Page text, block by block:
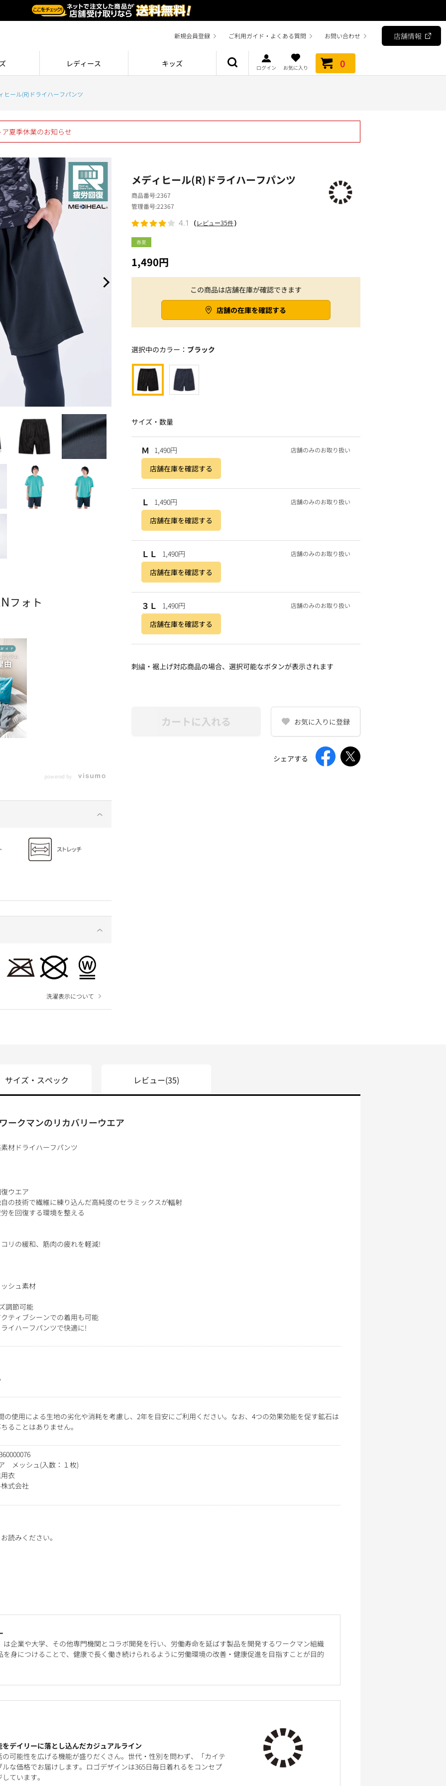
新規会員登録 ご利用ガイド・よくある質問 お問い合わせ 店舗情報
レディース キッズ ログイン お気に入り 0
ヒール(R)ドライハーフパンツ
夏季休業のお知らせ
フォト
powered by
洗濯表示について
春夏
この商品は店舗在庫が確認できます
店舗の在庫を確認する
メディヒール(R)ドライハーフパンツ
1,490円
商品番号2367
管理番号22367
4.1 （レビュー35件）
選択中のカラー： ブラック
サイズ・数量
Ｍ 1,490円 店舗のみのお取り扱い
店舗在庫を確認する
Ｌ 1,490円 店舗のみのお取り扱い
店舗在庫を確認する
ＬＬ 1,490円 店舗のみのお取り扱い
店舗在庫を確認する
３Ｌ 1,490円 店舗のみのお取り扱い
店舗在庫を確認する
刺繍・裾上げ対応商品の場合、選択可能なボタンが表示されます
カートに入れる お気に入りに登録
シェアする
ークマンのリカバリーウエア
材ドライハーフパンツ
ウエア
の技術で繊維に練り込んだ高純度のセラミックスが輻射
を回復する環境を整える
リの緩和、筋肉の疲れを軽減!
シュ素材
調節可能
ティブシーンでの着用も可能
イハーフパンツで快適に!
使用による生地の劣化や消耗を考慮し、2年を目安にご利用ください。なお、4つの効果効能を促す鉱石は
ることはありません。
メッシュ(入数：１枚)
衣
式会社
読みください。
は企業や大学、その他専門機関とコラボ開発を行い、労働寿命を延ばす製品を開発するワークマン組織
を身につけることで、健康で長く働き続けられるように労働環境の改善・健康促進を目指すことが目的
デイリーに落とし込んだカジュアルライン
可能性を広げる機能が盛りだくさん。世代・性別を問わず、「カイテ
な価格でお届けします。ロゴデザインは365日毎日着れるをコンセプ
ています。
サイズ・スペック レビュー(35)